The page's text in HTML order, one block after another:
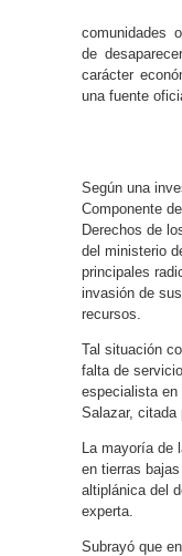
comunidades
de
carácter
una fuente
Según una
Componente
Derechos de
del ministerio
principales
invasión de
recursos.
Tal situación
falta de
especialista en
Salazar, citada
La mayoría de
en tierras
altiplánica del
experta.
Subrayó que